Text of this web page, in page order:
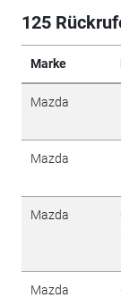
125
Marke
Mazda
Mazda
Mazda
Mazda